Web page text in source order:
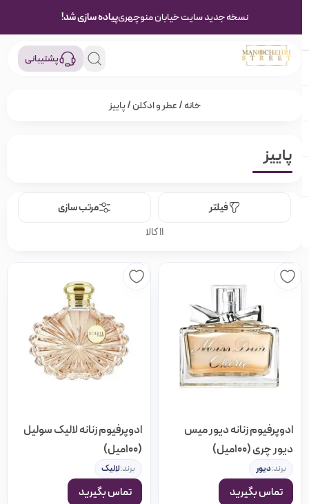
نسخه جدید سایت خیابان منوچهریپیاده سازی شد!
پشتیبانی
خانه/عطر و ادکلن/ پاییز
پاییز
فیلتر
مرتب سازی
11 کالا
ادوپرفیوم زنانه دیور میس
دیور چری (100میل)
برند:دیور
تماس بگیرید
ادوپرفیوم زنانه لالیک سولیل
(100میل)
برند:لالیک
تماس بگیرید